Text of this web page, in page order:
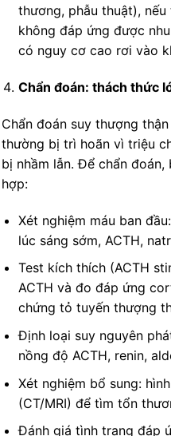
thương, phẫu thuật),
không đáp ứng được
có nguy cơ cao rơi vào
Chẩn đoán: thách thức
Chẩn đoán suy thượng
thường bị trì hoãn vì triệu
bị nhầm lẫn. Để chẩn
hợp:
Xét nghiệm máu ban
lúc sáng sớm, ACTH,
Test kích thích (ACTH
ACTH và đo đáp ứng
chứng tỏ tuyến thượng
Định loại suy nguyên
nồng độ ACTH, renin,
Xét nghiệm bổ sung:
(CT/MRI) để tìm tổn
Đánh giá tình trạng đáp